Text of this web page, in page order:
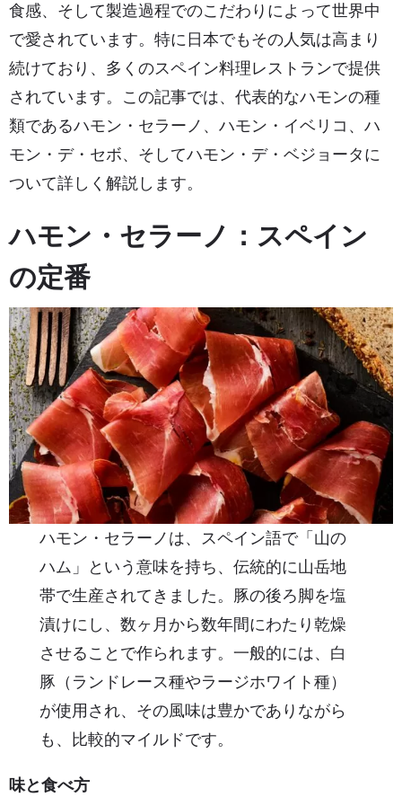
食感、そして製造過程でのこだわりによって世界中
で愛されています。特に日本でもその人気は高まり
続けており、多くのスペイン料理レストランで提供
されています。この記事では、代表的なハモンの種
類であるハモン・セラーノ、ハモン・イベリコ、ハ
モン・デ・セボ、そしてハモン・デ・ベジョータに
ついて詳しく解説します。
ハモン・セラーノ：スペイン
の定番
ハモン・セラーノは、スペイン語で「山の
ハム」という意味を持ち、伝統的に山岳地
帯で生産されてきました。豚の後ろ脚を塩
漬けにし、数ヶ月から数年間にわたり乾燥
させることで作られます。一般的には、白
豚（ランドレース種やラージホワイト種）
が使用され、その風味は豊かでありながら
も、比較的マイルドです。
味と食べ方